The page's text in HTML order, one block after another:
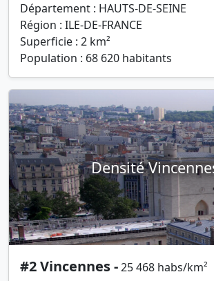
Département : HAUTS-DE-SEINE
Région : ILE-DE-FRANCE
Superficie : 2 km²
Population : 68 620 habitants
Densité
#2 Vincennes -25 468 habs/km²